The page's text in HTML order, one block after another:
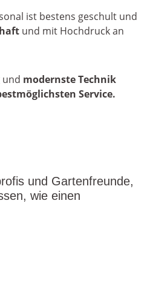
ist bestens geschult und
und mit Hochdruck an
und modernste Technik
Service.
und Gartenfreunde,
wie einen